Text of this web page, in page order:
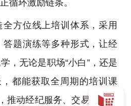
循环激励链条。
方位线上培训体系，采用
题演练等多种形式，让经
，无论是职场“小白”，还是
，都能获取全周期的培训课
推动经纪服务、交易服务、